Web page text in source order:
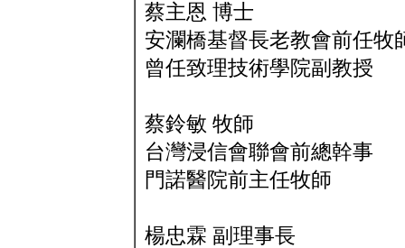
蔡主恩 博士
安瀾橋基督長老教會前任牧
曾任致理技術學院副教授
蔡鈴敏 牧師
台灣浸信會聯會前總幹事
門諾醫院前主任牧師
楊忠霖 副理事長